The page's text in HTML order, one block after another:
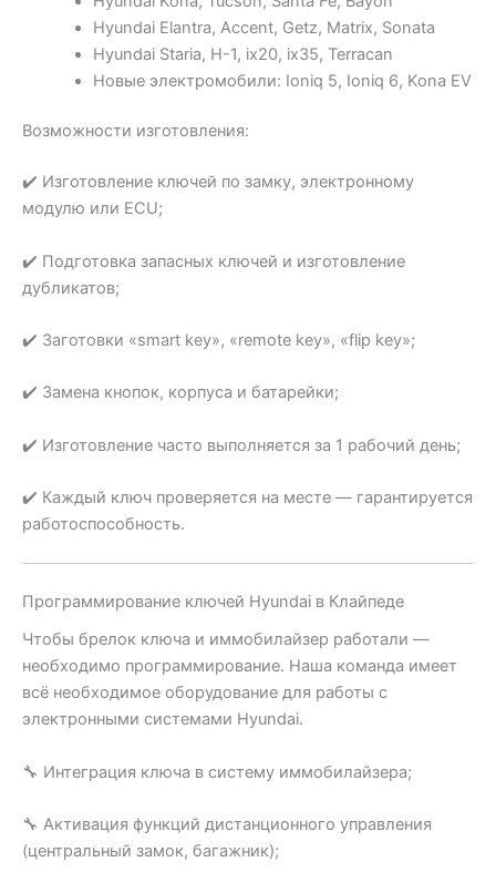
Hyundai Elantra, Accent, Getz, Matrix, Sonata
Hyundai Staria, H-1, ix20, ix35, Terracan
Новые электромобили: Ioniq 5, Ioniq 6, Kona EV
Возможности изготовления:
✔️ Изготовление ключей по замку, электронному
модулю или ECU;
✔️ Подготовка запасных ключей и изготовление
дубликатов;
✔️ Заготовки «smart key», «remote key», «flip key»;
✔️ Замена кнопок, корпуса и батарейки;
✔️ Изготовление часто выполняется за 1 рабочий день;
✔️ Каждый ключ проверяется на месте — гарантируется
работоспособность.
Программирование ключей Hyundai в Клайпеде
Чтобы брелок ключа и иммобилайзер работали —
необходимо программирование. Наша команда имеет
всё необходимое оборудование для работы с
электронными системами Hyundai.
🔧 Интеграция ключа в систему иммобилайзера;
🔧 Активация функций дистанционного управления
(центральный замок, багажник);